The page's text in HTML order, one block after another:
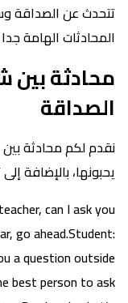
تتحدث عن الصداقة
المحادثات الهامة
محادثة بين
الصداقة
نقدم لكم محادثة
يحبونها، بالإضافة
can I ask you
go ahead.Student:
a question outside
best person to ask